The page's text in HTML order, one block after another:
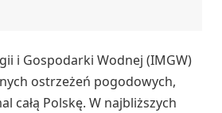
i Gospodarki Wodnej (IMGW)
ostrzeżeń pogodowych,
całą Polskę. W najbliższych